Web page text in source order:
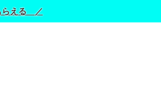
らえる ／